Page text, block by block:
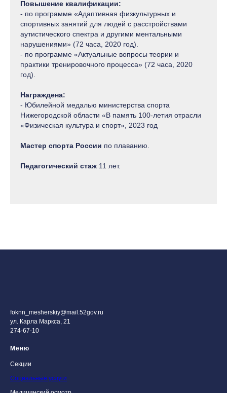
Повышение квалификации:
- по программе «Адаптивная физкультурных и
спортивных занятий для людей с расстройствами
аутистического спектра и другими ментальными
нарушениями» (72 часа, 2020 год).
- по программе «Актуальные вопросы теории и
практики тренировочного процесса» (72 часа, 2020
год).
Награждена:
- Юбилейной медалью министерства спорта
Нижегородской области «В память 100-летия отрасли
«Физическая культура и спорт», 2023 год
Мастер спорта России по плаванию.
Педагогический стаж 11 лет.
foknn_mesherskiy@mail.52gov.ru
ул. Карла Маркса, 21
274-67-10
Меню
Секции
Социальные услуги